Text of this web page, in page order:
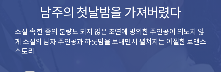
남주의 첫날밤을 가져버렸다
소설 속 한 줌의 분량도 되지 않은 조연에 빙의한 주인공이 의도치 않
게 소설의 남자 주인공과 하룻밤을 보내면서 펼쳐지는 아찔한 로맨스
스토리